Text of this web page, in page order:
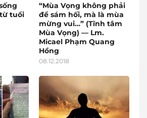
tuổi
“Mùa Vọng không phải
để sám hối, mà là mùa
mừng vui…” (Tĩnh tâm
Mùa Vọng) — Lm.
Micael Phạm Quang
Hồng
08.12.2018